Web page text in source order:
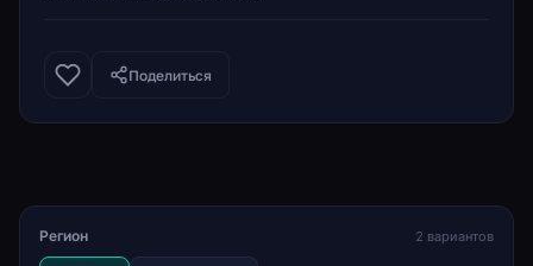
Поделиться
Регион 2 вариантов